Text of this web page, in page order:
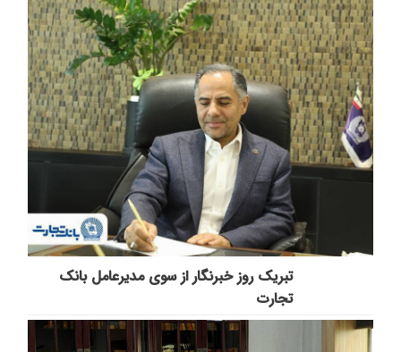
تبریک روز خبرنگار از سوی مدیرعامل بانک
تجارت